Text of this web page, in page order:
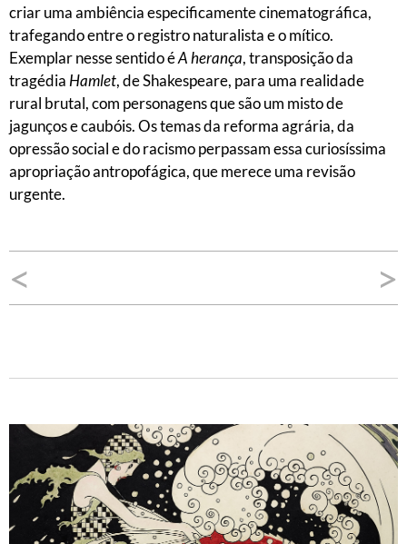
criar uma ambiência especificamente cinematográfica,
trafegando entre o registro naturalista e o mítico.
Exemplar nesse sentido éA herança, transposição da
tragédia Hamlet, de Shakespeare, para uma realidade
rural brutal, com personagens que são um misto de
jagunços e caubóis. Os temas da reforma agrária, da
opressão social e do racismo perpassam essa curiosíssima
apropriação antropofágica, que merece uma revisão
urgente.
Navegação
de
< >